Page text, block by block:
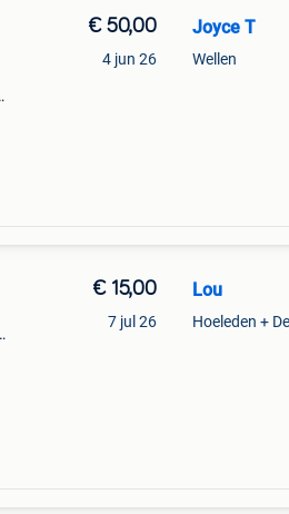
€ 50,00
4 jun 26
Joyce T
Wellen
€ 15,00
7 jul 26
Lou